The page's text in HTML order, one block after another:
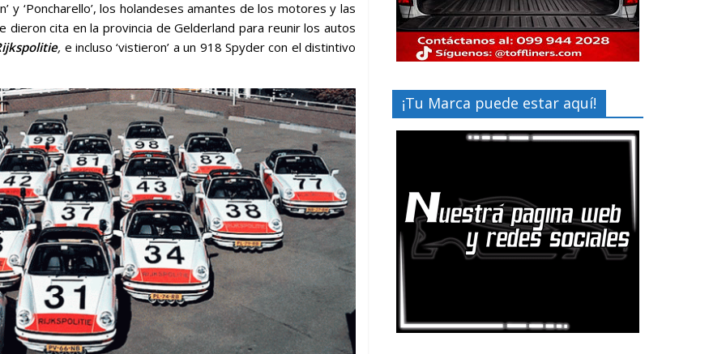
y ‘Poncharello’, los holandeses amantes de los motores y las
cita en la provincia de Gelderland para reunir los autos
, e incluso ‘vistieron’ a un 918 Spyder con el distintivo
¡Tu Marca puede estar aquí!